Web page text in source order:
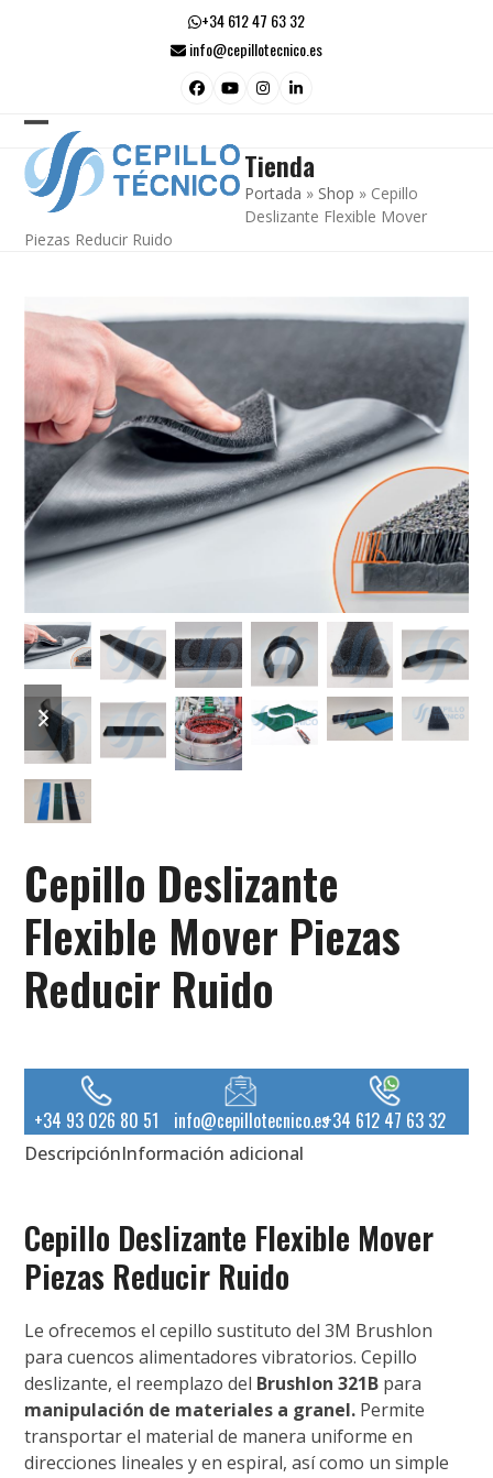
+34 612 47 63 32
info@cepillotecnico.es
Facebook
YouTubeInstagram
LinkedIn
Open
mobile
menu
Close
mobile
menu
Tienda
Portada » Shop » Cepillo
Deslizante Flexible Mover
Piezas Reducir Ruido
previous
slide
next
slide
Cepillo Deslizante
Flexible Mover Piezas
Reducir Ruido
+34 93 026 80 51 info@cepillotecnico.es+34 612 47 63 32
DescripciónInformación adicional
Cepillo Deslizante Flexible Mover
Piezas Reducir Ruido
Le ofrecemos el cepillo sustituto del 3M Brushlon
para cuencos alimentadores vibratorios. Cepillo
deslizante, el reemplazo del Brushlon 321B para
manipulación de materiales a granel. Permite
transportar el material de manera uniforme en
direcciones lineales y en espiral, así como un simple